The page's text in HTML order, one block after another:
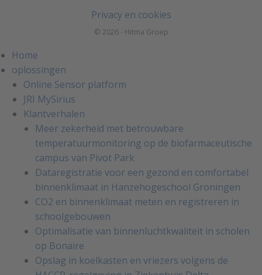
Privacy en cookies
© 2026 - Hitma Groep
Home
oplossingen
Online Sensor platform
JRI MySirius
Klantverhalen
Meer zekerheid met betrouwbare
temperatuurmonitoring op de biofarmaceutische
campus van Pivot Park
Dataregistratie voor een gezond en comfortabel
binnenklimaat in Hanzehogeschool Groningen
CO2 en binnenklimaat meten en registreren in
schoolgebouwen
Optimalisatie van binnenluchtkwaliteit in scholen
op Bonaire
Opslag in koelkasten en vriezers volgens de